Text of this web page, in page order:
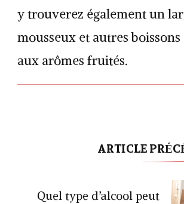
y trouverez également un
mousseux et autres
aux arômes fruités.
ARTICLE
Quel type d’alcool peut